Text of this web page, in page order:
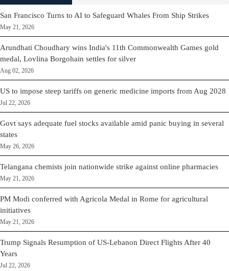
San Francisco Turns to AI to Safeguard Whales From Ship Strikes
May 21, 2026
Arundhati Choudhary wins India's 11th Commonwealth Games gold
medal, Lovlina Borgohain settles for silver
Aug 02, 2026
US to impose steep tariffs on generic medicine imports from Aug 2028
Jul 22, 2026
Govt says adequate fuel stocks available amid panic buying in several
states
May 26, 2026
Telangana chemists join nationwide strike against online pharmacies
May 21, 2026
PM Modi conferred with Agricola Medal in Rome for agricultural
initiatives
May 21, 2026
Trump Signals Resumption of US-Lebanon Direct Flights After 40
Years
Jul 22, 2026